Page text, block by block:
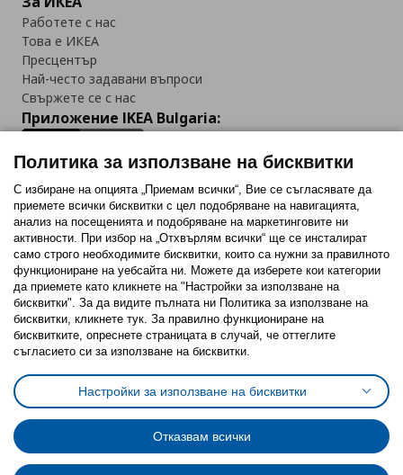
Работете с нас
Това е ИКЕА
Пресцентър
Най-често задавани въпроси
Свържете се с нас
Приложение IKEA Bulgaria:
Последвайте ни:
FacebookTwitterYoutubePinterestInstagram
Политика за използване на бисквитки (Cookies)
Избор на настройки за използване на бисквитки
Условия за ползване на ikea.bgОбща политика за личните данни
Политика за защита на личните данни на ikea.bg
Общи условия на програма IKEA Family
Политика за защита на лични данни на програма IKEA Family
Политика за използване на бисквитки
С избиране на опцията „Приемам всички“, Вие се съгласявате да
приемете всички бисквитки с цел подобряване на навигацията,
анализ на посещенията и подобряване на маркетинговите ни
активности. При избор на „Отхвърлям всички“ ще се инсталират
само строго необходимитe бисквитки, които са нужни за правилното
функциониране на уебсайта ни. Можете да изберете кои категории
да приемете като кликнете на "Настройки за използване на
бисквитки". За да видите пълната ни Политика за използване на
бисквитки, кликнете тук. За правилно функциониране на
бисквитките, опреснете страницата в случай, че оттеглите
съгласието си за използване на бисквитки.
Настройки за използване на бисквитки
Отказвам всички